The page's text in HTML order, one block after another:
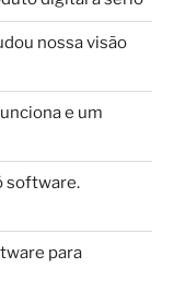
nossa visão
e um
software.
para